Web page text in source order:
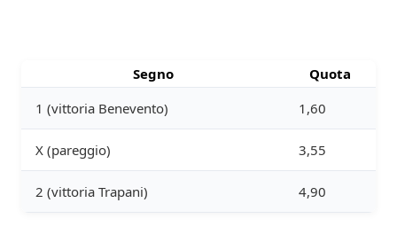
Segno
Quota
1 (vittoria Benevento)
1,60
X (pareggio) 3,55
2 (vittoria Trapani) 4,90